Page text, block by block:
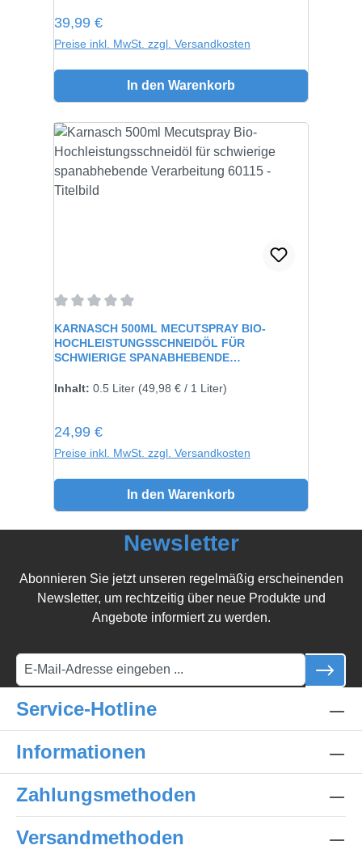
Regulärer Preis:
39,99 €
Preise inkl. MwSt. zzgl. Versandkosten
In den Warenkorb
KARNASCH 500ML MECUTSPRAY BIO-
HOCHLEISTUNGSSCHNEIDÖL FÜR
SCHWIERIGE SPANABHEBENDE
Inhalt: 0.5 Liter (49,98 € / 1 Liter)
Regulärer Preis:
24,99 €
Preise inkl. MwSt. zzgl. Versandkosten
In den Warenkorb
Newsletter
Abonnieren Sie jetzt unseren regelmäßig erscheinenden
Newsletter, um rechtzeitig über neue Produkte und
Angebote informiert zu werden.
Service-Hotline
Informationen
Zahlungsmethoden
Versandmethoden